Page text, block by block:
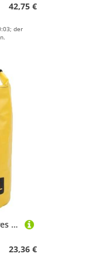
42,75 €
der
Sandanker-System, effektives Abschleppseil-Sandsack für Schwimmer für Paddelbretter für Flosse für Wasserroller, Kajaks (10 l)
23,36 €